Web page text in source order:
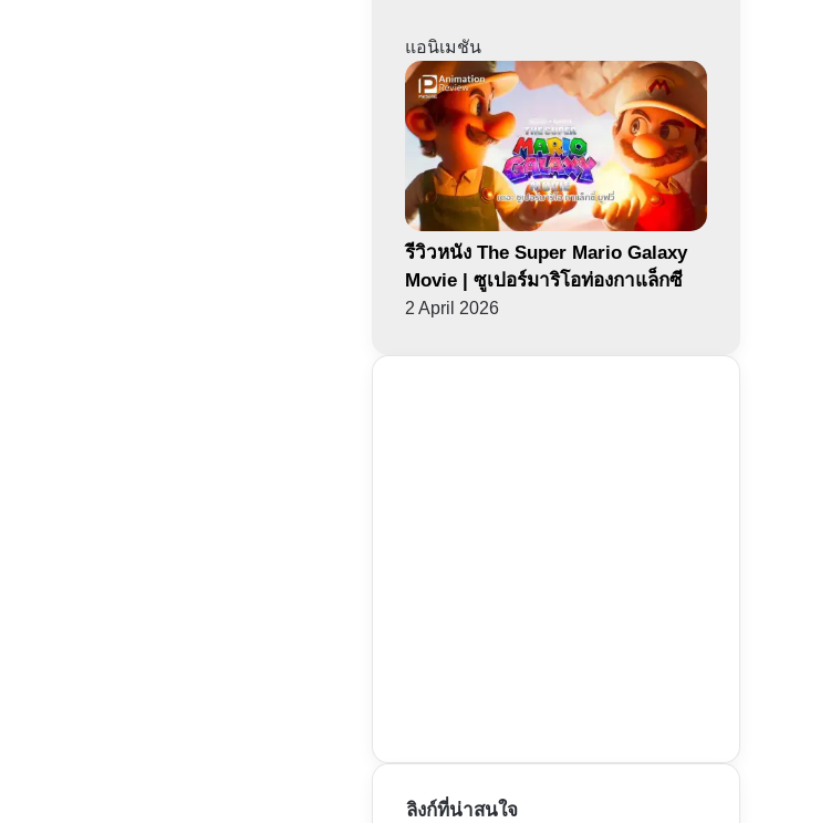
แอนิเมชัน
รีวิวหนัง The Super Mario Galaxy
Movie | ซูเปอร์มาริโอท่องกาแล็กซี
2 April 2026
ลิงก์ที่น่าสนใจ